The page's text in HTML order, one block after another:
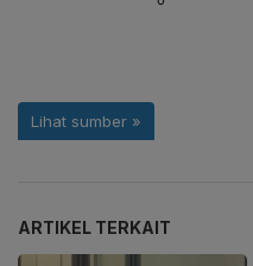
ARTIKEL TERKAIT